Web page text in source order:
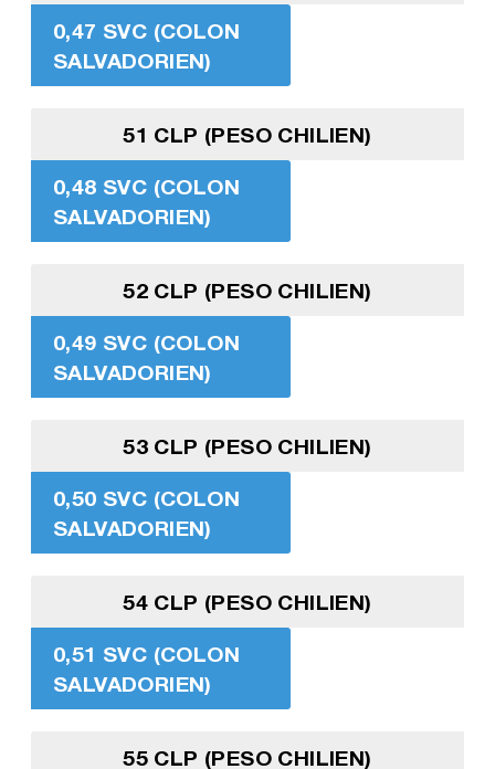
0,47 SVC (COLON
SALVADORIEN)
51 CLP (PESO CHILIEN)
0,48 SVC (COLON
SALVADORIEN)
52 CLP (PESO CHILIEN)
0,49 SVC (COLON
SALVADORIEN)
53 CLP (PESO CHILIEN)
0,50 SVC (COLON
SALVADORIEN)
54 CLP (PESO CHILIEN)
0,51 SVC (COLON
SALVADORIEN)
55 CLP (PESO CHILIEN)